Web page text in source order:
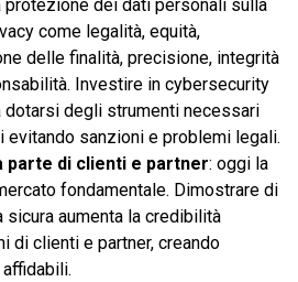
dei dati personali sulla
come legalità, equità,
delle finalità, precisione, integrità
Investire in cybersecurity
dotarsi degli strumenti necessari
sanzioni e problemi legali.
parte di clienti e partner: oggi la
fondamentale. Dimostrare di
sicura aumenta la credibilità
di clienti e partner, creando